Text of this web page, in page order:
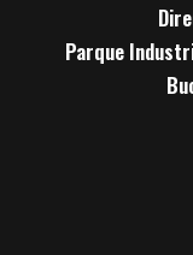
Parque